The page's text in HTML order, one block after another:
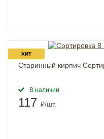
ХИТ
Старинный кирпич
В наличии
117 ₽/шт.